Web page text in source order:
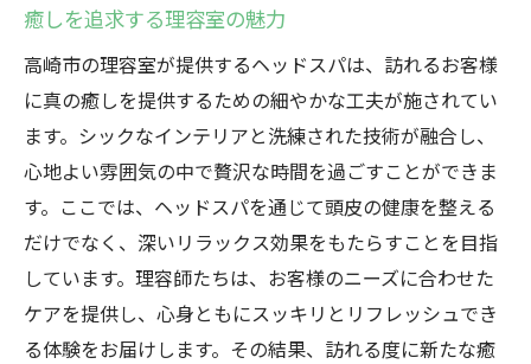
癒しを追求する理容室の魅力
高崎市の理容室が提供するヘッドスパは、訪れるお客様
に真の癒しを提供するための細やかな工夫が施されてい
ます。シックなインテリアと洗練された技術が融合し、
心地よい雰囲気の中で贅沢な時間を過ごすことができま
す。ここでは、ヘッドスパを通じて頭皮の健康を整える
だけでなく、深いリラックス効果をもたらすことを目指
しています。理容師たちは、お客様のニーズに合わせた
ケアを提供し、心身ともにスッキリとリフレッシュでき
る体験をお届けします。その結果、訪れる度に新たな癒